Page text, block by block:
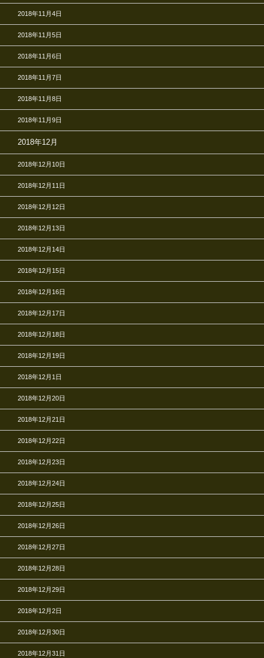
2018年11月4日
2018年11月5日
2018年11月6日
2018年11月7日
2018年11月8日
2018年11月9日
2018年12月
2018年12月10日
2018年12月11日
2018年12月12日
2018年12月13日
2018年12月14日
2018年12月15日
2018年12月16日
2018年12月17日
2018年12月18日
2018年12月19日
2018年12月1日
2018年12月20日
2018年12月21日
2018年12月22日
2018年12月23日
2018年12月24日
2018年12月25日
2018年12月26日
2018年12月27日
2018年12月28日
2018年12月29日
2018年12月2日
2018年12月30日
2018年12月31日